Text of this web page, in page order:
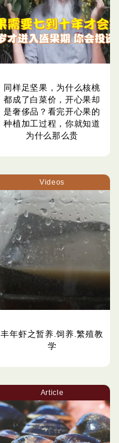
同样足坚果，为什么核桃
都成了白菜价，开心果却
是奢侈品？看完开心果的
种植加工过程，你就知道
为什么那么贵
Videos
丰年虾之暂养.饲养.繁殖教
学
Article